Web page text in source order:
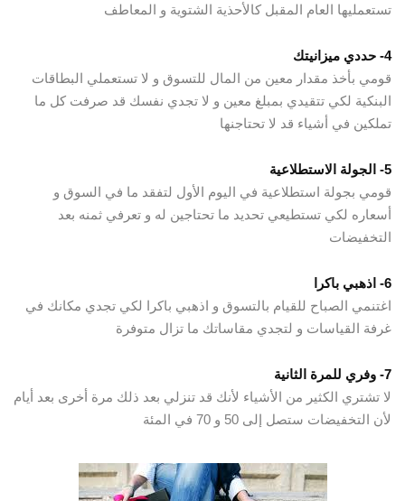
تستعمليها العام المقبل كالأحذية الشتوية و المعاطف
4- حددي ميزانيتك
قومي بأخذ مقدار معين من المال للتسوق و لا تستعملي البطاقات
البنكية لكي تتقيدي بمبلغ معين و لا تجدي نفسك قد صرفت كل ما
تملكين في أشياء قد لا تحتاجنها
5- الجولة الاستطلاعية
قومي بجولة استطلاعية في اليوم الأول لتفقد ما في السوق و
أسعاره لكي تستطيعي تحديد ما تحتاجين له و تعرفي ثمنه بعد
التخفيضات
6- اذهبي باكرا
اغتنمي الصباح للقيام بالتسوق و اذهبي باكرا لكي تجدي مكانك في
غرفة القياسات و لتجدي مقاساتك ما تزال متوفرة
7- وفري للمرة الثانية
لا تشتري الكثير من الأشياء لأنك قد تنزلي بعد ذلك مرة أخرى بعد أيام
لأن التخفيضات ستصل إلى 50 و 70 في المئة